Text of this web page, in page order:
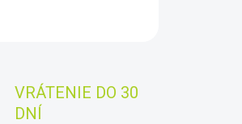
VRÁTENIE DO 30
DNÍ